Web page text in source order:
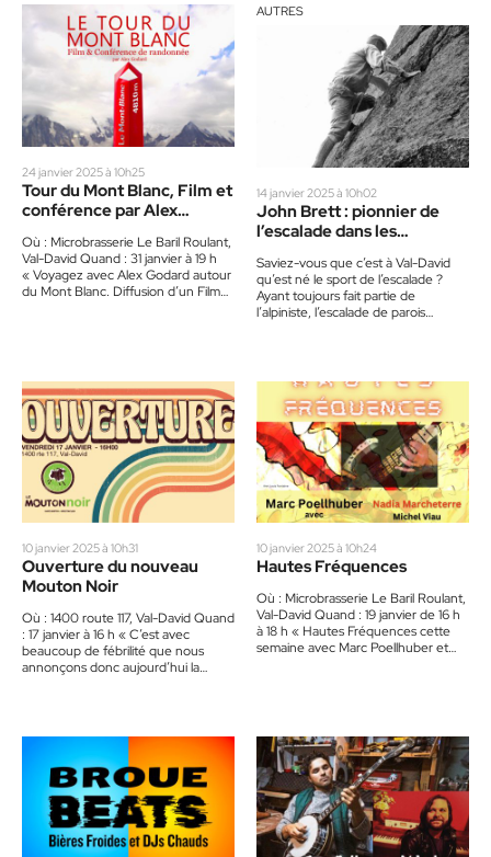
24 janvier 2025 à 10h25
Tour du Mont Blanc, Film et
conférence par Alex
Où : Microbrasserie Le Baril Roulant,
Val-David Quand : 31 janvier à 19 h
« Voyagez avec Alex Godard autour
du Mont Blanc. Diffusion d’un Film…
AUTRES
14 janvier 2025 à 10h02
John Brett : pionnier de
l’escalade dans les
Saviez-vous que c’est à Val-David
qu’est né le sport de l’escalade ?
Ayant toujours fait partie de
l’alpiniste, l’escalade de parois
10 janvier 2025 à 10h31
Ouverture du nouveau
Mouton Noir
Où : 1400 route 117, Val-David Quand
: 17 janvier à 16 h « C’est avec
beaucoup de fébrilité que nous
annonçons donc aujourd’hui la
10 janvier 2025 à 10h24
Hautes Fréquences
Où : Microbrasserie Le Baril Roulant,
Val-David Quand : 19 janvier de 16 h
à 18 h « Hautes Fréquences cette
semaine avec Marc Poellhuber et…